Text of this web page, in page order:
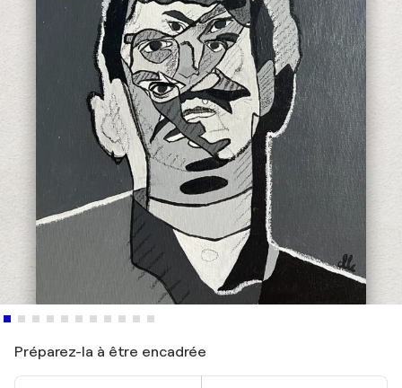
Préparez-la à être encadrée